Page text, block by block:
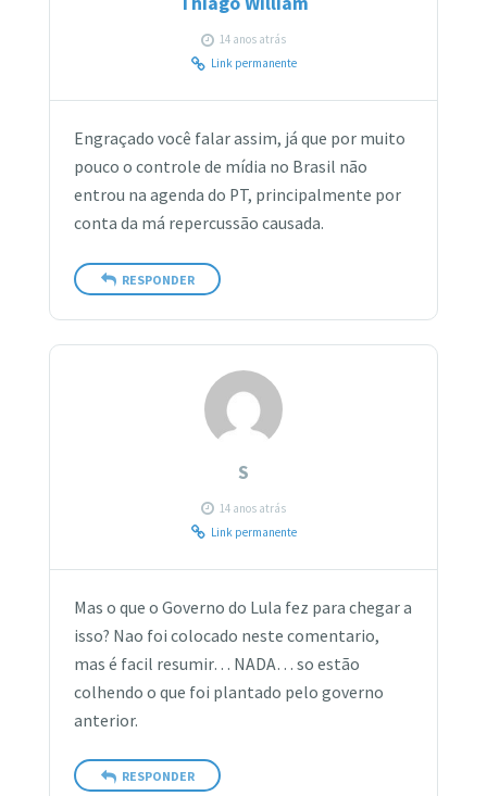
14 anos atrás
Link permanente
Engraçado você falar assim, já que por muito
pouco o controle de mídia no Brasil não
entrou na agenda do PT, principalmente por
conta da má repercussão causada.
RESPONDER
S
14 anos atrás
Link permanente
Mas o que o Governo do Lula fez para chegar a
isso? Nao foi colocado neste comentario,
mas é facil resumir… NADA… so estão
colhendo o que foi plantado pelo governo
anterior.
RESPONDER